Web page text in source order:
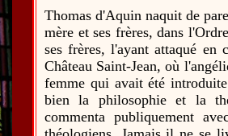
Thomas d'Aquin naquit de
mère et ses frères, dans
ses frères, l'ayant attaqué en
Château Saint-Jean, où
femme qui avait été
bien la philosophie et la
commenta publiquement